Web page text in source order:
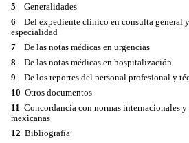
5Generalidades
6Del expediente clínico en consulta general
especialidad
7De las notas médicas en urgencias
8De las notas médicas en hospitalización
9De los reportes del personal profesional y
10Otros documentos
11Concordancia con normas internacionales y
mexicanas
12Bibliografía